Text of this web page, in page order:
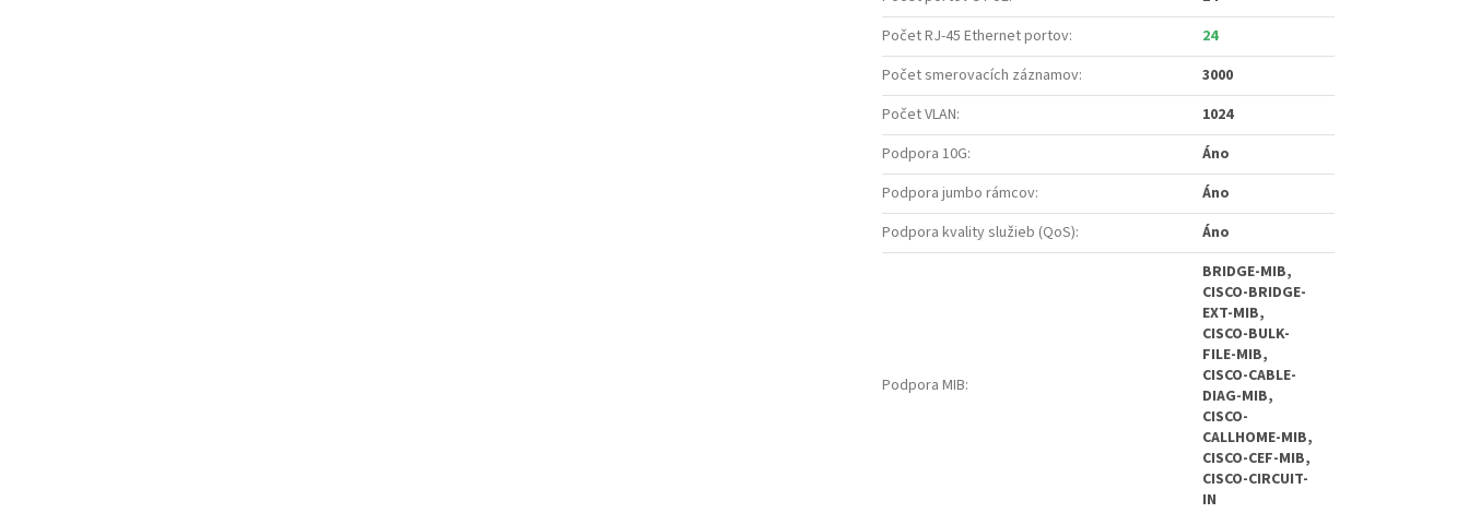
Počet RJ-45 Ethernet portov:
24
Počet smerovacích záznamov:
3000
Počet VLAN:
1024
Podpora 10G:
Áno
Podpora jumbo rámcov:
Áno
Podpora kvality služieb (QoS): Áno
Podpora MIB:
BRIDGE-MIB,
CISCO-BRIDGE-
EXT-MIB,
CISCO-BULK-
FILE-MIB,
CISCO-CABLE-
DIAG-MIB,
CISCO-
CALLHOME-MIB,
CISCO-CEF-MIB,
CISCO-CIRCUIT-
IN